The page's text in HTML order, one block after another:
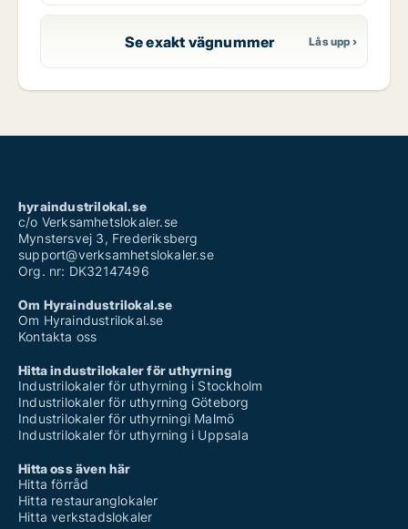
Se exakt vägnummer
hyraindustrilokal.se
c/o Verksamhetslokaler.se
Mynstersvej 3, Frederiksberg
support@verksamhetslokaler.se
Org. nr: DK32147496
Om Hyraindustrilokal.se
Om Hyraindustrilokal.se
Kontakta oss
Hitta industrilokaler för uthyrning
Industrilokaler för uthyrning i Stockholm
Industrilokaler för uthyrning Göteborg
Industrilokaler för uthyrningi Malmö
Industrilokaler för uthyrning i Uppsala
Hitta oss även här
Hitta förråd
Hitta restauranglokaler
Hitta verkstadslokaler